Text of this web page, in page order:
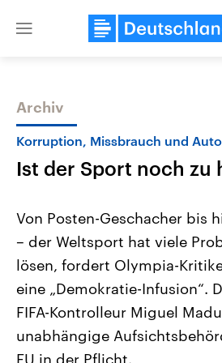
Close
Themen
Landtagswahl Sachsen-Anhalt
2026
Alle Informationen
Sachsen-Anhalt wählt am 6.
September 2026 einen neuen
Landtag. Seit 2021 wird das
Bundesland von einer Koalition aus
Archiv
Korruption, Missbrauch und
Ist der Sport noch zu
Von Posten-Geschacher bis
– der Weltsport hat viele
lösen, fordert Olympia-
eine „Demokratie-Infusion“.
FIFA-Kontrolleur Miguel
unabhängige
EU in der Pflicht.